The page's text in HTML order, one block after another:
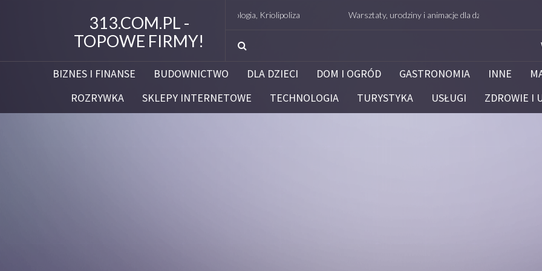
313.COM.PL -
TOPOWE FIRMY!
Studio Figura Białystok – Endermologia, Kriolipoliza Warsztaty, urodziny i animacje dla dzieci – Białystok –
BIZNES I FINANSE BUDOWNICTWO DLA DZIECI DOM I OGRÓD GASTRONOMIA INNE
ROZRYWKA
SKLEPY INTERNETOWE TECHNOLOGIA TURYSTYKA USŁUGI ZDROWIE I